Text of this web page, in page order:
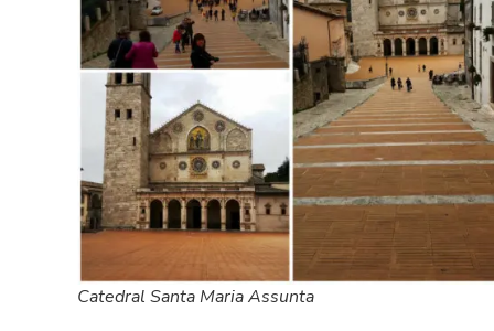
Catedral Santa Maria Assunta